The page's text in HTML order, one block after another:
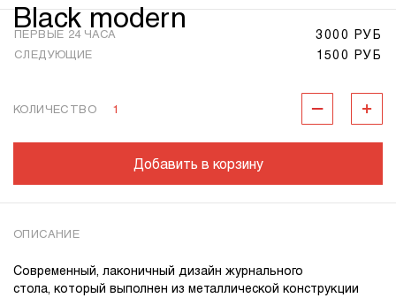
Black modern
ПЕРВЫЕ 24 ЧАСА 3000 РУБ
СЛЕДУЮЩИЕ 1500 РУБ
КОЛИЧЕСТВО 1
Добавить в корзину
ОПИСАНИЕ
Современный, лаконичный дизайн журнального
стола, который выполнен из металлической конструкции